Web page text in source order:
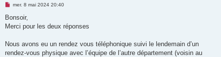
M
s
a
n
o
mer. 8 mai 2024 20:40
Bonsoir,
Merci pour les deux réponses
Nous avons eu un rendez vous téléphonique suivi le lendemain d’un
rendez-vous physique avec l’équipe de l’autre département (voisin au